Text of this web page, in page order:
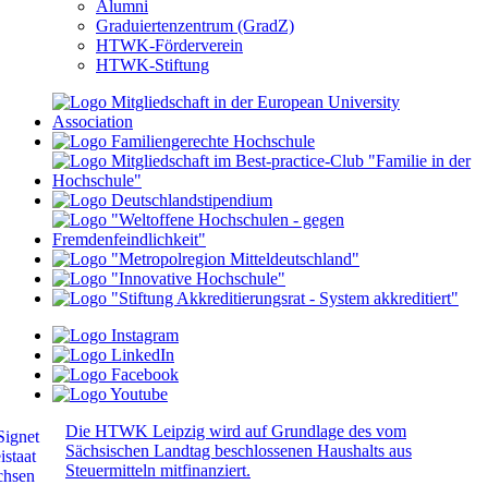
Alumni
Graduiertenzentrum (GradZ)
HTWK-Förderverein
HTWK-Stiftung
Die HTWK Leipzig wird auf Grundlage des vom
Sächsischen Landtag beschlossenen Haushalts aus
Steuermitteln mitfinanziert.